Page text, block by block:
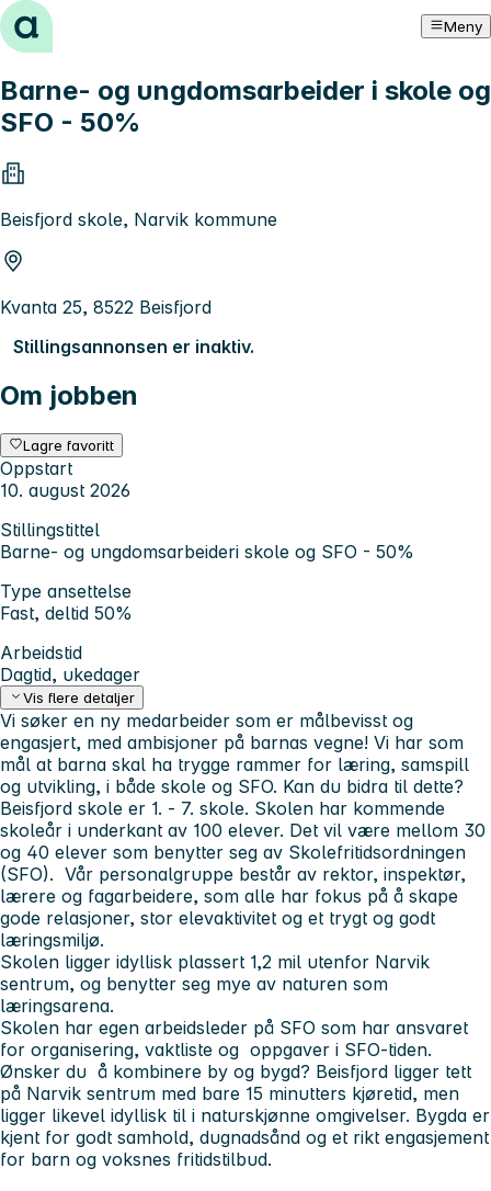
Hopp til innhold Meny
Barne- og ungdomsarbeider i skole og
SFO - 50%
Beisfjord skole, Narvik kommune
Kvanta 25, 8522 Beisfjord
Stillingsannonsen er inaktiv.
Om jobben
Lagre favoritt
Oppstart
10. august 2026
Stillingstittel
Barne- og ungdomsarbeideri skole og SFO - 50%
Type ansettelse
Fast, deltid 50%
Arbeidstid
Dagtid, ukedager
Vis flere detaljer
Vi søker en ny medarbeider som er målbevisst og
engasjert, med ambisjoner på barnas vegne! Vi har som
mål at barna skal ha trygge rammer for læring, samspill
og utvikling, i både skole og SFO. Kan du bidra til dette?
Beisfjord skole er 1. - 7. skole. Skolen har kommende
skoleår i underkant av 100 elever. Det vil være mellom 30
og 40 elever som benytter seg av Skolefritidsordningen
(SFO). Vår personalgruppe består av rektor, inspektør,
lærere og fagarbeidere, som alle har fokus på å skape
gode relasjoner, stor elevaktivitet og et trygt og godt
læringsmiljø.
Skolen ligger idyllisk plassert 1,2 mil utenfor Narvik
sentrum, og benytter seg mye av naturen som
læringsarena.
Skolen har egen arbeidsleder på SFO som har ansvaret
for organisering, vaktliste og oppgaver i SFO-tiden.
Ønsker du å kombinere by og bygd? Beisfjord ligger tett
på Narvik sentrum med bare 15 minutters kjøretid, men
ligger likevel idyllisk til i naturskjønne omgivelser. Bygda er
kjent for godt samhold, dugnadsånd og et rikt engasjement
for barn og voksnes fritidstilbud.